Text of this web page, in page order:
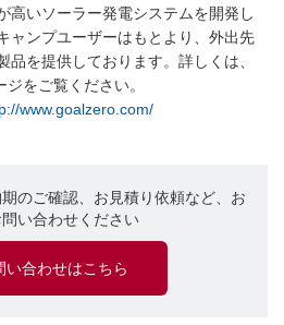
高いソーラー発電システムを開発し
ャンプユーザーはもとより、外出先
品を提供しております。詳しくは、
をご覧ください。
www.goalzero.com/
のご確認、お見積り依頼など、お
い合わせください
い合わせはこちら